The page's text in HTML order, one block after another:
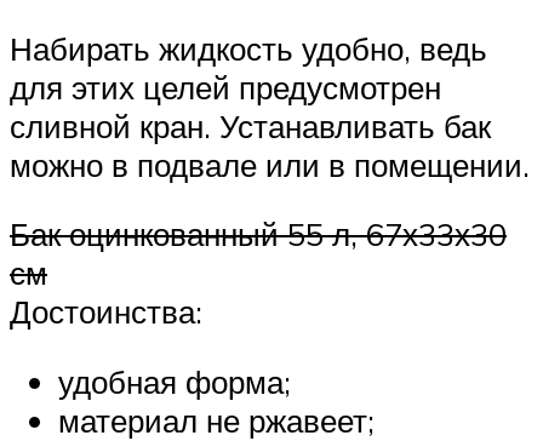
Набирать жидкость удобно, ведь
для этих целей предусмотрен
сливной кран. Устанавливать бак
можно в подвале или в помещении.
Бак оцинкованный 55 л, 67х33х30
см
Достоинства:
удобная форма;
материал не ржавеет;